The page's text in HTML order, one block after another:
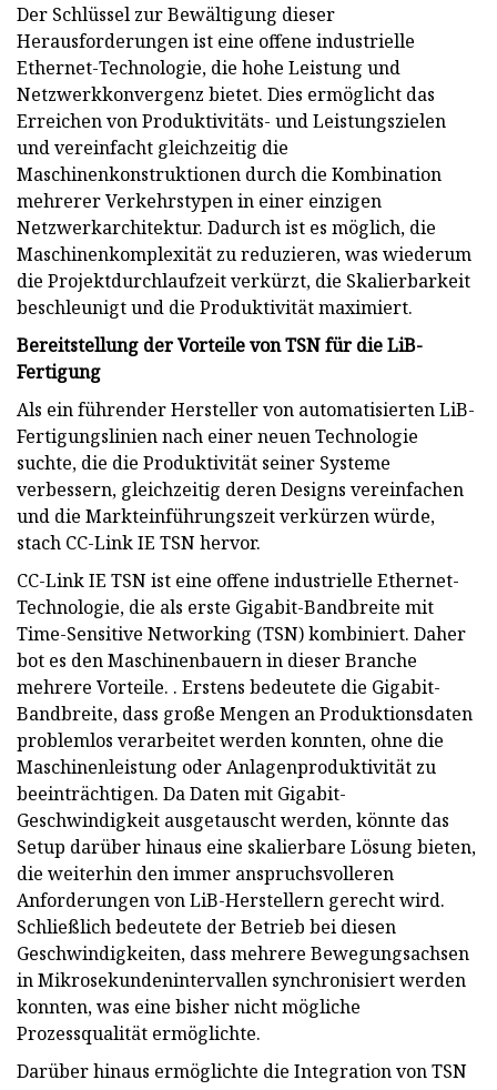
Der Schlüssel zur Bewältigung dieser
Herausforderungen ist eine offene industrielle
Ethernet-Technologie, die hohe Leistung und
Netzwerkkonvergenz bietet. Dies ermöglicht das
Erreichen von Produktivitäts- und Leistungszielen
und vereinfacht gleichzeitig die
Maschinenkonstruktionen durch die Kombination
mehrerer Verkehrstypen in einer einzigen
Netzwerkarchitektur. Dadurch ist es möglich, die
Maschinenkomplexität zu reduzieren, was wiederum
die Projektdurchlaufzeit verkürzt, die Skalierbarkeit
beschleunigt und die Produktivität maximiert.
Bereitstellung der Vorteile von TSN für die LiB-
Fertigung
Als ein führender Hersteller von automatisierten LiB-
Fertigungslinien nach einer neuen Technologie
suchte, die die Produktivität seiner Systeme
verbessern, gleichzeitig deren Designs vereinfachen
und die Markteinführungszeit verkürzen würde,
stach CC-Link IE TSN hervor.
CC-Link IE TSN ist eine offene industrielle Ethernet-
Technologie, die als erste Gigabit-Bandbreite mit
Time-Sensitive Networking (TSN) kombiniert. Daher
bot es den Maschinenbauern in dieser Branche
mehrere Vorteile. . Erstens bedeutete die Gigabit-
Bandbreite, dass große Mengen an Produktionsdaten
problemlos verarbeitet werden konnten, ohne die
Maschinenleistung oder Anlagenproduktivität zu
beeinträchtigen. Da Daten mit Gigabit-
Geschwindigkeit ausgetauscht werden, könnte das
Setup darüber hinaus eine skalierbare Lösung bieten,
die weiterhin den immer anspruchsvolleren
Anforderungen von LiB-Herstellern gerecht wird.
Schließlich bedeutete der Betrieb bei diesen
Geschwindigkeiten, dass mehrere Bewegungsachsen
in Mikrosekundenintervallen synchronisiert werden
konnten, was eine bisher nicht mögliche
Prozessqualität ermöglichte.
Darüber hinaus ermöglichte die Integration von TSN